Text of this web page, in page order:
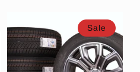
Sale